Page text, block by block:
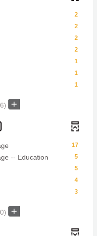
2
2
2
2
1
1
1
17
5
-- Education
5
4
3